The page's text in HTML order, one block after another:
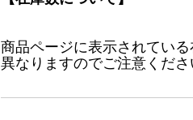
商品ページに表示されてい
異なりますのでご注意くださ